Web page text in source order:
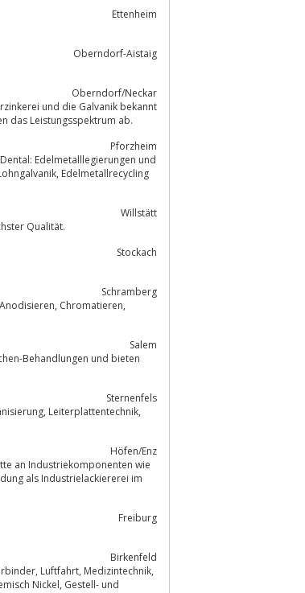
Ettenheim
Oberndorf-Aistaig
Oberndorf/Neckar
und die Galvanik bekannt
für die hervorragende Qualität. Chemisch Nickel, elektropolieren sowie Sandstrahlen runden das Leistungsspektrum ab.
Pforzheim
Willstätt
Qualität.
Stockach
Schramberg
Salem
Behandlungen und bieten
Sternenfels
Höfen/Enz
an Industriekomponenten wie
Freiburg
Birkenfeld